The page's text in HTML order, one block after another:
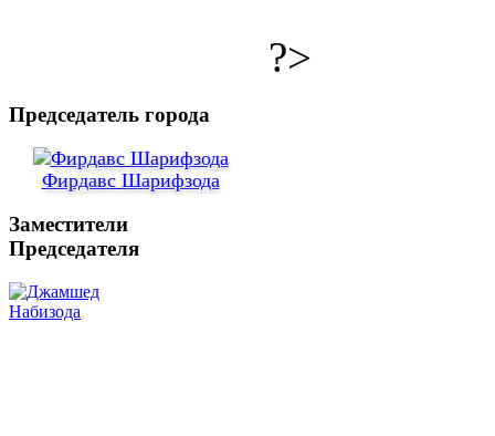
?>
Председатель города
Фирдавс Шарифзода
Заместители
Председателя